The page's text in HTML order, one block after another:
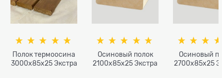
Полок термоосина
3000x85x25 Экстра
Осиновый полок
2100x85x25 Экстра
Осиновый
2700x85x25